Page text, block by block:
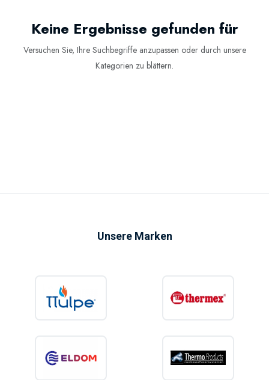
Keine Ergebnisse gefunden für
Versuchen Sie, Ihre Suchbegriffe anzupassen oder durch unsere
Kategorien zu blättern.
Unsere Marken